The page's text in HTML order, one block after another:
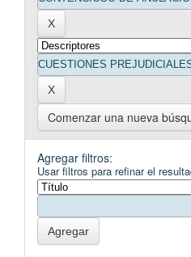
Comenzar una nueva
Agregar filtros:
Usar filtros para refinar el